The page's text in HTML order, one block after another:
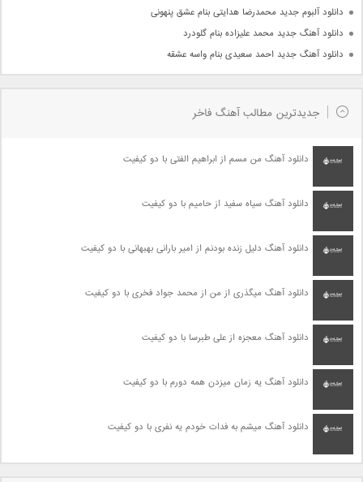
دانلود آلبوم جدید محمدرضا هدایتی بنام عشق پنهونی
دانلود آهنگ جدید محمد علیزاده بنام گلودرد
دانلود آهنگ جدید احمد سعیدی بنام واسه عشقه
جدیدترین مطالب آهنگ فاخر
دانلود آهنگ من مسم از ابراهیم الفتی با دو کیفیت
دانلود آهنگ سیاه سفید از حامیم با دو کیفیت
دانلود آهنگ دلیل زنده بودنم از امیر بارانی بهبهانی با دو کیفیت
دانلود آهنگ میگذری از من از محمد جواد فخری با دو کیفیت
دانلود آهنگ معجزه از علی طبرسا با دو کیفیت
دانلود آهنگ یه زمان میزدن همه دورم با دو کیفیت
دانلود آهنگ میشم به فدات خودم یه نفری با دو کیفیت